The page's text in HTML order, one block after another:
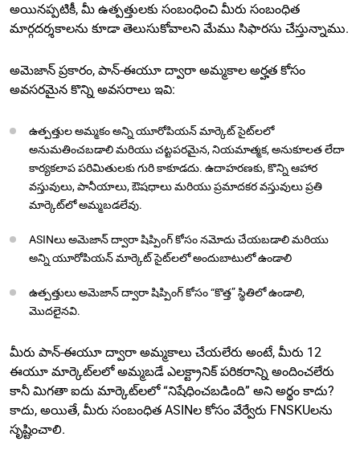
అయినప్పటికీ, మీ ఉత్పత్తులకు సంబంధించి మీరు సంబంధిత
మార్గదర్శకాలను కూడా తెలుసుకోవాలని మేము సిఫారసు చేస్తున్నాము.
అమెజాన్ ప్రకారం, పాన్-ఈయూ ద్వారా అమ్మకాల అర్హత కోసం
అవసరమైన కొన్ని అవసరాలు ఇవి:
ఉత్పత్తుల అమ్మకం అన్ని యూరోపియన్ మార్కెట్ సైట్‌లలో
అనుమతించబడాలి మరియు చట్టపరమైన, నియమాత్మక, అనుకూలత లేదా
కార్యకలాప పరిమితులకు గురి కాకూడదు. ఉదాహరణకు, కొన్ని ఆహార
వస్తువులు, పానీయాలు, ఔషధాలు మరియు ప్రమాదకర వస్తువులు ప్రతి
మార్కెట్‌లో అమ్మబడలేవు.
ASINలు అమెజాన్ ద్వారా షిప్పింగ్ కోసం నమోదు చేయబడాలి మరియు
అన్ని యూరోపియన్ మార్కెట్ సైట్‌లలో అందుబాటులో ఉండాలి
ఉత్పత్తులు అమెజాన్ ద్వారా షిప్పింగ్ కోసం “కొత్త” స్థితిలో ఉండాలి,
మొదలైనవి.
మీరు పాన్-ఈయూ ద్వారా అమ్మకాలు చేయలేరు అంటే, మీరు 12
ఈయూ మార్కెట్‌లలో అమ్మబడే ఎలక్ట్రానిక్ పరికరాన్ని అందించలేరు
కానీ మిగతా ఐదు మార్కెట్‌లలో “నిషేధించబడింది” అని అర్థం కాదు?
కాదు, అయితే, మీరు సంబంధిత ASINల కోసం వేర్వేరు FNSKUలను
సృష్టించాలి.